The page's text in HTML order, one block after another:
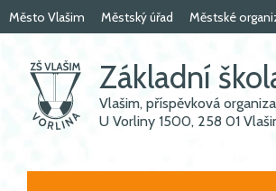
Město Vlašim Městský úřad Městské
Základní
Vlašim, příspěvková
U Vorliny 1500, 258 01